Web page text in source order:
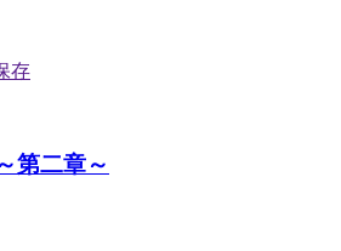
第二章～